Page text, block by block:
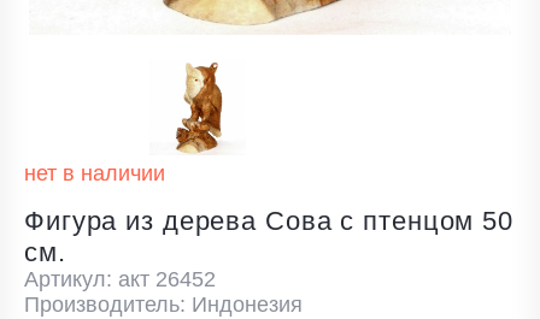
нет в наличии
Фигура из дерева Сова с птенцом 50
см.
Артикул: акт 26452
Производитель: Индонезия